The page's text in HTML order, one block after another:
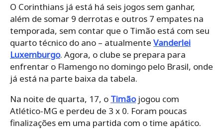
O Corinthians já está há seis jogos sem ganhar,
além de somar 9 derrotas e outros 7 empates na
temporada, sem contar que o Timão está com seu
quarto técnico do ano – atualmente Vanderlei
Luxemburgo. Agora, o clube se prepara para
enfrentar o Flamengo no domingo pelo Brasil, onde
já está na parte baixa da tabela.
Na noite de quarta, 17, o Timãojogou com
Atlético-MG e perdeu de 3 x 0. Foram poucas
finalizações em uma partida com o time apático.